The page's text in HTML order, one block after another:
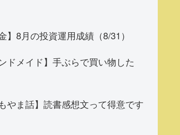
】8月の投資運用成績（8/31）
ンドメイド】手ぶらで買い物した
もやま話】読書感想文って得意です